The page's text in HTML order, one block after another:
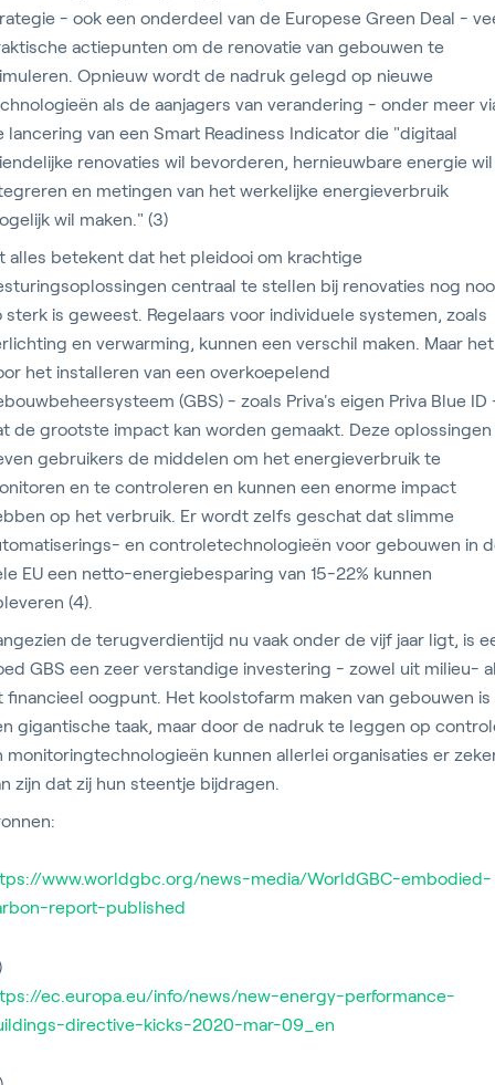
- ook een onderdeel van de Europese Green Deal -
actiepunten om de renovatie van gebouwen te
Opnieuw wordt de nadruk gelegd op nieuwe
als de aanjagers van verandering - onder meer
lancering van een Smart Readiness Indicator die "digitaal
renovaties wil bevorderen, hernieuwbare energie wil
en metingen van het werkelijke energieverbruik
wil maken." (3)
alles betekent dat het pleidooi om krachtige
centraal te stellen bij renovaties nog
sterk is geweest. Regelaars voor individuele systemen, zoals
en verwarming, kunnen een verschil maken. Maar
het installeren van een overkoepelend
(GBS) - zoals Priva's eigen Priva Blue ID
de grootste impact kan worden gemaakt. Deze oplossingen
gebruikers de middelen om het energieverbruik te
en te controleren en kunnen een enorme impact
op het verbruik. Er wordt zelfs geschat dat slimme
en controletechnologieën voor gebouwen in
EU een netto-energiebesparing van 15-22% kunnen
(4).
de terugverdientijd nu vaak onder de vijf jaar ligt, is
GBS een zeer verstandige investering - zowel uit milieu-
financieel oogpunt. Het koolstofarm maken van gebouwen is
gigantische taak, maar door de nadruk te leggen op
monitoringtechnologieën kunnen allerlei organisaties er
zijn dat zij hun steentje bijdragen.
www.worldgbc.org/news-media/WorldGBC-embodied-
report-published
ec.europa.eu/info/news/new-energy-performance-
directive-kicks-2020-mar-09_en